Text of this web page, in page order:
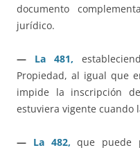
documento
jurídico.
— La 481,
Propiedad, al igual que
impide la inscripción
estuviera vigente cuando
— La 482, que puede